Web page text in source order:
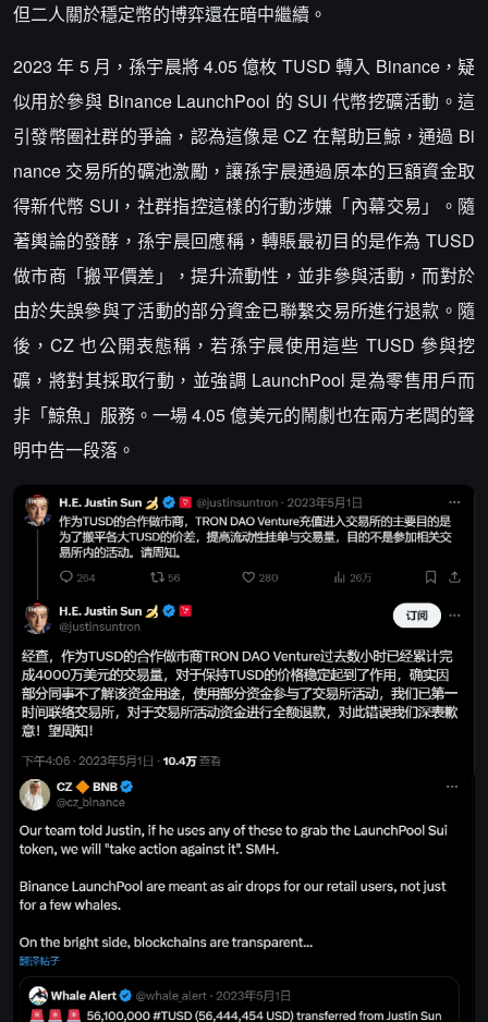
但二人關於穩定幣的博弈還在暗中繼續。
2023 年 5 月，孫宇晨將 4.05 億枚 TUSD 轉入 Binance，疑
似用於參與 Binance LaunchPool 的 SUI 代幣挖礦活動。這
引發幣圈社群的爭論，認為這像是 CZ 在幫助巨鯨，通過 Bi
nance 交易所的礦池激勵，讓孫宇晨通過原本的巨額資金取
得新代幣 SUI，社群指控這樣的行動涉嫌「內幕交易」。隨
著輿論的發酵，孫宇晨回應稱，轉賬最初目的是作為 TUSD
做市商「搬平價差」，提升流動性，並非參與活動，而對於
由於失誤參與了活動的部分資金已聯繫交易所進行退款。隨
後，CZ 也公開表態稱，若孫宇晨使用這些 TUSD 參與挖
礦，將對其採取行動，並強調 LaunchPool 是為零售用戶而
非「鯨魚」服務。一場 4.05 億美元的鬧劇也在兩方老闆的聲
明中告一段落。